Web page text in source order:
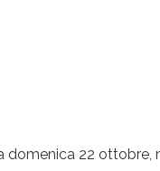
domenica 22 ottobre,